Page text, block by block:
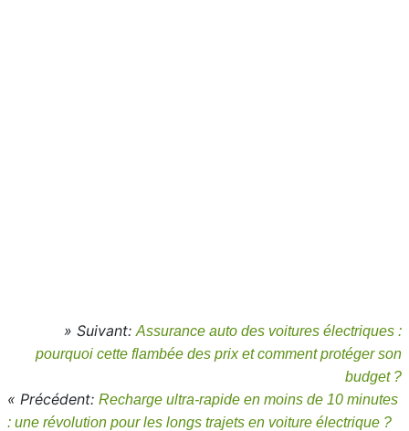
» Suivant: Assurance auto des voitures électriques :
pourquoi cette flambée des prix et comment protéger son
budget ?
« Précédent: Recharge ultra-rapide en moins de 10 minutes
: une révolution pour les longs trajets en voiture électrique ?